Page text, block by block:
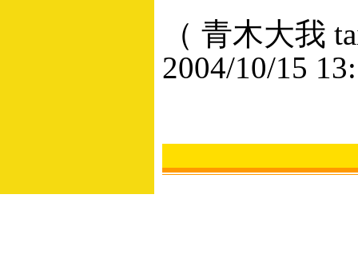
（ 青木大我
2004/10/15